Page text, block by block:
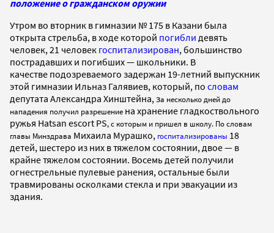
положение о гражданском оружии
Утром во вторник в гимназии № 175 в Казани была
открыта стрельба, в ходе которой погибли девять
человек, 21 человек госпитализирован, большинство
пострадавших и погибших — школьники. В
качестве подозреваемого задержан 19-летний выпускник
этой гимназии Ильназ Галявиев, который, по словам
депутата Александра Хинштейна, за несколько дней до
нападения получил разрешение на хранение гладкоствольного
ружья Hatsan escort PS, с которым и пришел в школу. По словам
главы Минздрава Михаила Мурашко, госпитализированы 18
детей, шестеро из них в тяжелом состоянии, двое — в
крайне тяжелом состоянии. Восемь детей получили
огнестрельные пулевые ранения, остальные были
травмированы осколками стекла и при эвакуации из
здания.